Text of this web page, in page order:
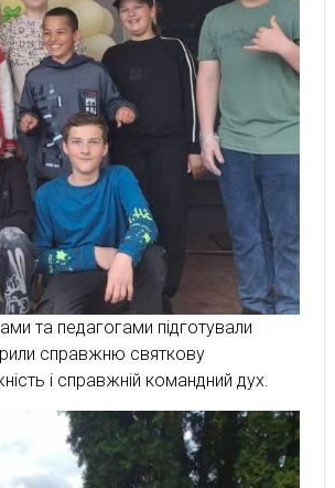
та педагогами підготували
справжню святкову
і справжній командний дух.